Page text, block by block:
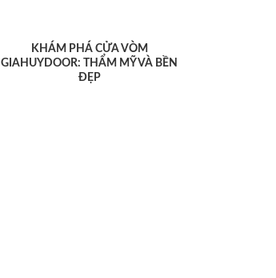
KHÁM PHÁ CỬA VÒM
GIAHUYDOOR: THẨM MỸ VÀ BỀN
ĐẸP